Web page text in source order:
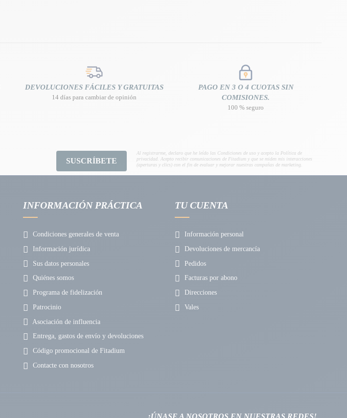
DEVOLUCIONES FÁCILES Y GRATUITAS
14 días para cambiar de opinión
PAGO EN 3 O 4 CUOTAS SIN
COMISIONES.
100 % seguro
SUSCRÍBETE
Al registrarme, declaro que he leído las Condiciones de uso y acepto la Política de
privacidad. Acepto recibir comunicaciones de Fitadium y que se miden mis interacciones
(aperturas y clics) con el fin de evaluar y mejorar nuestras campañas de marketing.
INFORMACIÓN PRÁCTICA
Condiciones generales de venta
Información jurídica
Sus datos personales
Quiénes somos
Programa de fidelización
Patrocinio
Asociación de influencia
Entrega, gastos de envío y devoluciones
Código promocional de Fitadium
Contacte con nosotros
TU CUENTA
Información personal
Devoluciones de mercancía
Pedidos
Facturas por abono
Direcciones
Vales
¡ÚNASE A NOSOTROS EN NUESTRAS REDES!